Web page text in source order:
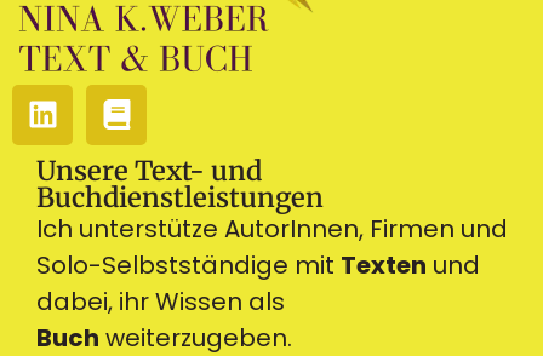
Ich unterstütze AutorInnen, Firmen und
Solo-Selbstständige mit Texten und
dabei, ihr Wissen als
Buch weiterzugeben.
Unsere Text- und
Buchdienstleistungen